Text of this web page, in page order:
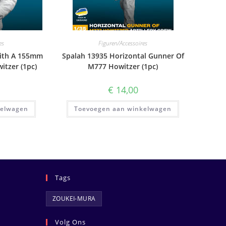
A 155mm
(1pc)
Figuren/Accessoires
Spalah 13935 Horizontal Gunner Of
M777 Howitzer (1pc)
€ 14,00
Toevoegen aan winkelwagen
Tags
ZOUKEI-MURA
Volg Ons